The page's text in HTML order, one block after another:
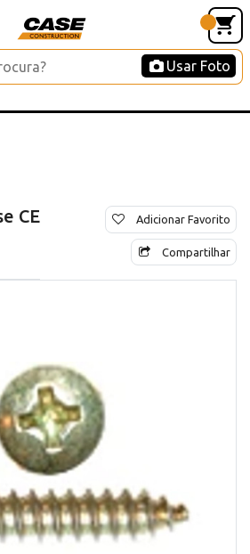
Usar Foto
CE Adicionar Favorito
Compartilhar